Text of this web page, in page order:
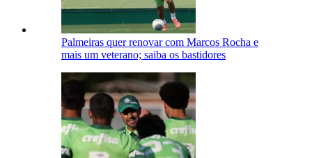
Palmeiras quer renovar com Marcos Rocha e
mais um veterano; saiba os bastidores